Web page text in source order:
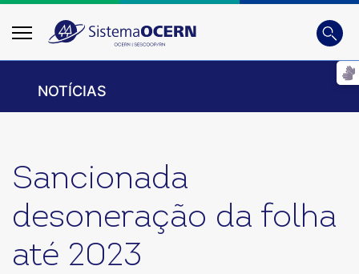
Busca
NOTÍCIAS
Sancionada
desoneração da folha
até 2023